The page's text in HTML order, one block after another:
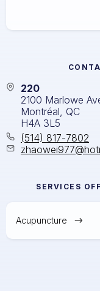
220
2100 Marlowe
Montréal, QC
H4A 3L5
(514) 817-7802
SERVICES
Acupuncture